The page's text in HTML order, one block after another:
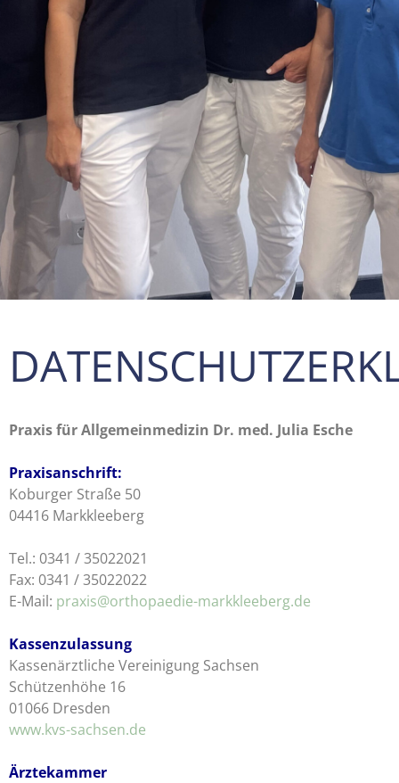
Praxis für Allgemeinmedizin Dr. med. Julia Esche
Praxisanschrift:
Koburger Straße 50
04416 Markkleeberg
Tel.: 0341 / 35022021
Fax: 0341 / 35022022
E-Mail: praxis@orthopaedie-markkleeberg.de
Kassenzulassung
Kassenärztliche Vereinigung Sachsen
Schützenhöhe 16
01066 Dresden
www.kvs-sachsen.de
Ärztekammer